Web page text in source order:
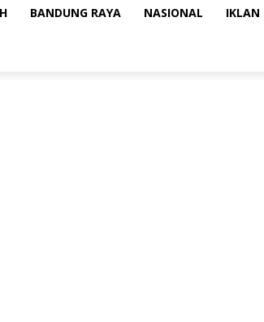
BANDUNG RAYA NASIONAL IKLAN